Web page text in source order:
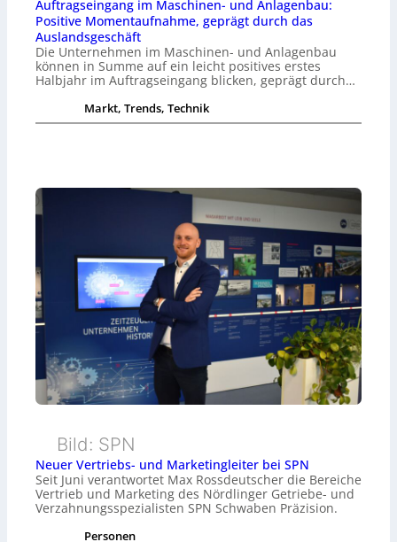
Auftragseingang im Maschinen- und Anlagenbau:
Positive Momentaufnahme, geprägt durch das
Auslandsgeschäft
Die Unternehmen im Maschinen- und Anlagenbau
können in Summe auf ein leicht positives erstes
Halbjahr im Auftragseingang blicken, geprägt durch…
Markt, Trends, Technik
Bild: SPN
Neuer Vertriebs- und Marketingleiter bei SPN
Seit Juni verantwortet Max Rossdeutscher die Bereiche
Vertrieb und Marketing des Nördlinger Getriebe- und
Verzahnungsspezialisten SPN Schwaben Präzision.
Personen